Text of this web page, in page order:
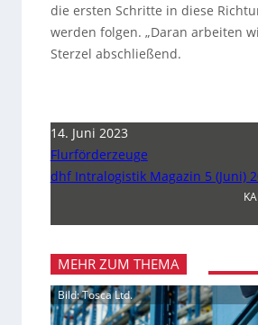
die ersten Schritte in diese
werden folgen. „Daran arbeiten
Sterzel abschließend.
14. Juni 2023
Flurförderzeuge
dhf Intralogistik Magazin 5 (Juni)
MEHR ZUM THEMA
Bild: Tosca Ltd.